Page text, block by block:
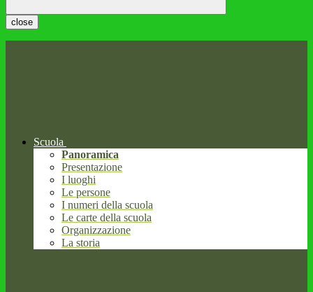
close
Scuola
Panoramica
Presentazione
I luoghi
Le persone
I numeri della scuola
Le carte della scuola
Organizzazione
La storia